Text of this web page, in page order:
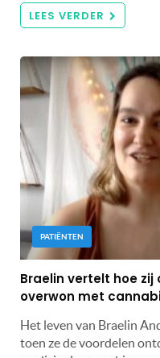
LEES VERDER
PATIËNTEN
Braelin vertelt hoe zij
overwon met
Het leven van Braelin
toen ze de voordelen